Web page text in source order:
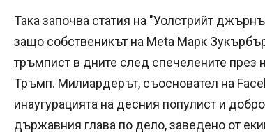
Така започва статия на "Уолстрийт
защо собственикът на Meta Марк
тръмпист в дните след спечелените
Тръмп. Милиардерът, съосновател на
инаугурацията на десния популист и
държавния глава по дело, заведено от